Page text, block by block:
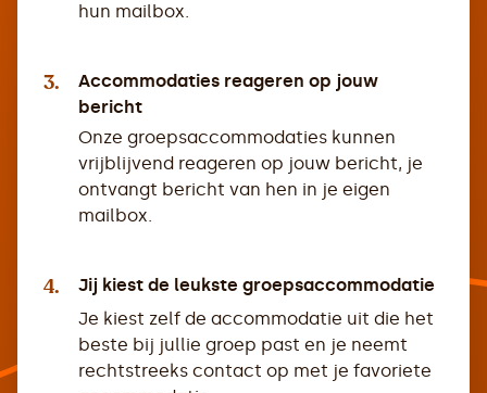
hun mailbox.
3.
Accommodaties reageren op jouw
bericht
Onze groepsaccommodaties kunnen
vrijblijvend reageren op jouw bericht, je
ontvangt bericht van hen in je eigen
mailbox.
4.
Jij kiest de leukste groepsaccommodatie
Je kiest zelf de accommodatie uit die het
beste bij jullie groep past en je neemt
rechtstreeks contact op met je favoriete